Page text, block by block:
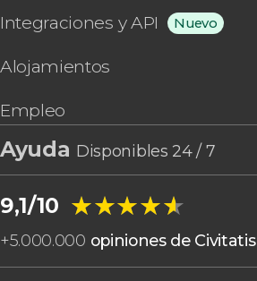
Integraciones y API Nuevo
Alojamientos
Empleo
Ayuda Disponibles 24 / 7
9,1/10 ★★★★★
★★★★★
+5.000.000 opiniones de Civitatis